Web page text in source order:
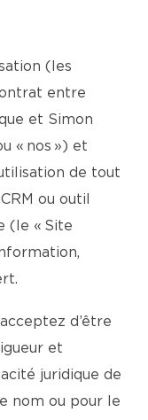
(les
entre
et Simon
« nos ») et
de tout
ou outil
(le « Site
d’être
et
juridique de
nom ou pour le